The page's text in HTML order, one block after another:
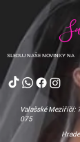
SLEDUJ NAŠE NOVINKY NA
Valašské Meziříčí:
075